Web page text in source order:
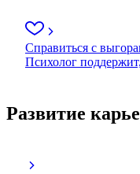
Справиться с
Психолог
Развитие